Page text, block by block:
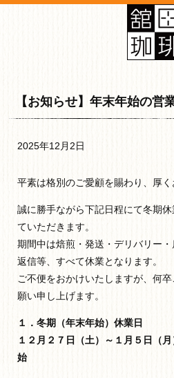
【お知らせ】年末年始の営
2025年12月2日
平素は格別のご愛顧を賜わり、厚く
誠に勝手ながら下記日程にて冬期
ていただきます。
期間中は焙煎・発送・デリバリー
返信等、すべて休業となります。
ご不便をおかけいたしますが、何
願い申し上げます。
１．冬期（年末年始）休業日
１２月２７日（土）～１月５日（
始